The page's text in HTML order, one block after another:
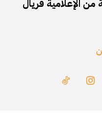
من الإعلامية فريال